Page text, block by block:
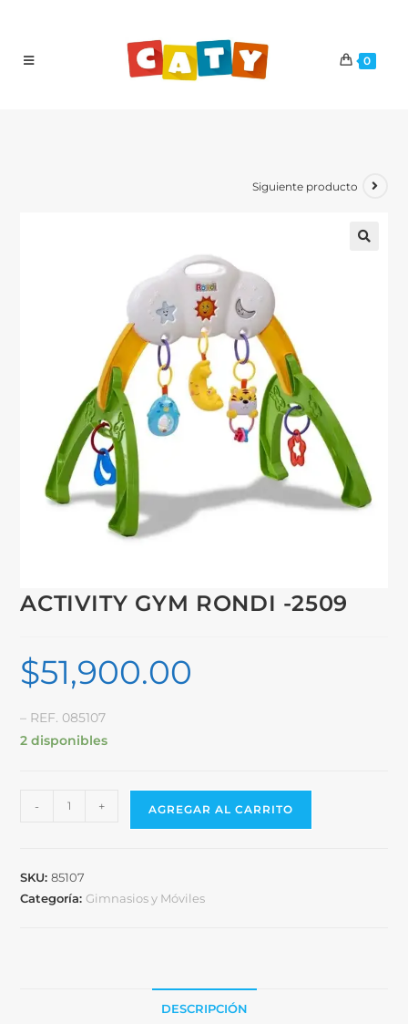
0
Siguiente producto
ACTIVITY GYM RONDI -2509
$51,900.00
– REF. 085107
2 disponibles
- + AGREGAR AL CARRITO
SKU:85107
Categoría:Gimnasios y Móviles
DESCRIPCIÓN